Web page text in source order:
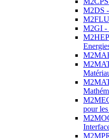
M2DS
M2GI -
pour